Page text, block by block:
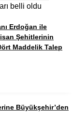
belli oldu
Erdoğan ile
Şehitlerinin
Maddelik Talep
Büyükşehir’den